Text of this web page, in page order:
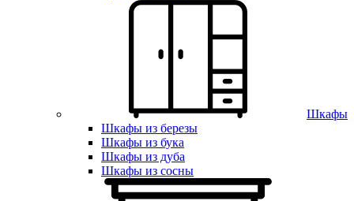
Шкафы
Шкафы из березы
Шкафы из бука
Шкафы из дуба
Шкафы из сосны